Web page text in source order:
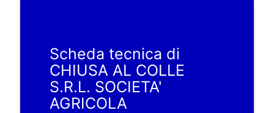
Scheda tecnica di
CHIUSA AL COLLE
S.R.L. SOCIETA'
AGRICOLA